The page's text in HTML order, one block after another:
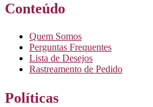
Conteúdo
Quem Somos
Perguntas Frequentes
Lista de Desejos
Rastreamento de Pedido
Políticas